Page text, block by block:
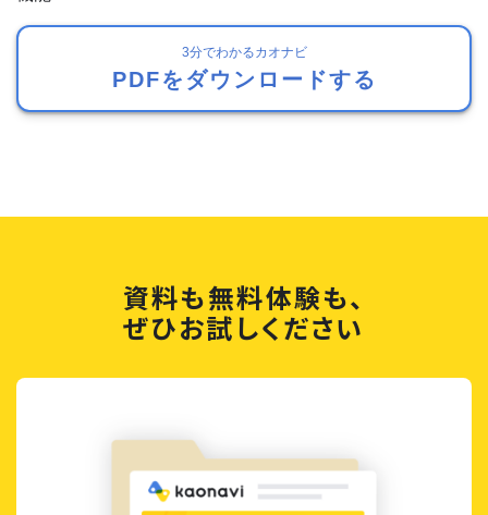
3分でわかるカオナビ
PDFをダウンロードする
資料も無料体験も、
ぜひお試しください